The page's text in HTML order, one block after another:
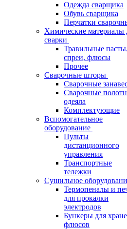
Одежда сварщика
Обувь сварщика
Перчатки
Химические материалы
сварки
Травильные пасты,
спреи, флюсы
Прочее
Сварочные шторы
Сварочные
Сварочные
одеяла
Комплектующие
Вспомогательное
оборудование
Пульты
дистанционного
управления
Транспортные
тележки
Сушильное
Термопеналы и
для прокалки
электродов
Бункеры для
флюсов